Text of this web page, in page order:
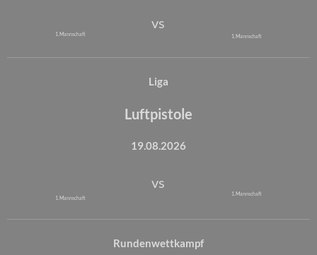
1. Mannschaft
vs
1. Mannschaft
Liga
Luftpistole
19.08.2026
1. Mannschaft
vs
1. Mannschaft
Rundenwettkampf